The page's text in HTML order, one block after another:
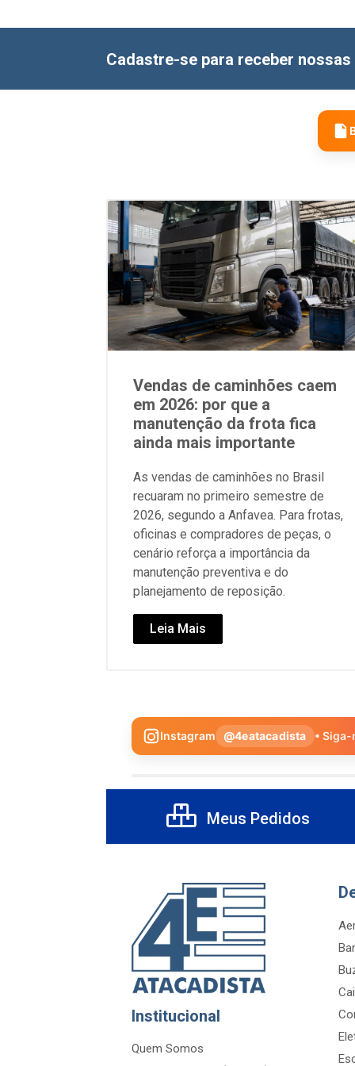
Cadastre-se para receber
Vendas de caminhões caem
em 2026: por que a
manutenção da frota fica
ainda mais importante
As vendas de caminhões no Brasil
recuaram no primeiro semestre de
2026, segundo a Anfavea. Para frotas,
oficinas e compradores de peças, o
cenário reforça a importância da
manutenção preventiva e do
planejamento de reposição.
Leia Mais
Instagram @4eatacadista •
Meus Pedidos
Institucional
Quem Somos